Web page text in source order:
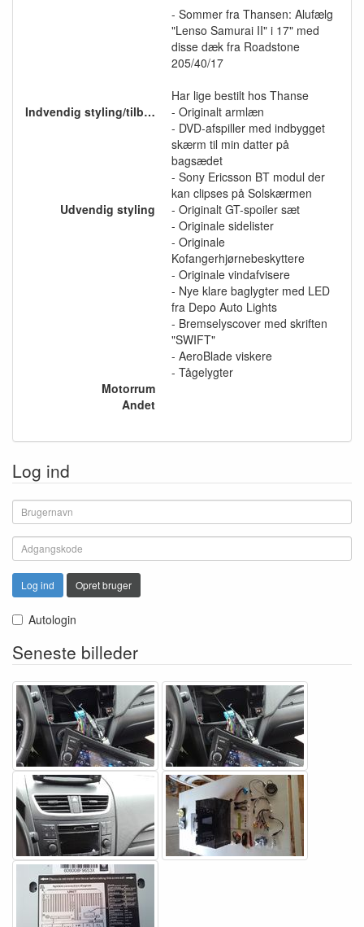
- Sommer fra Thansen: Alufælg
"Lenso Samurai II" i 17" med
disse dæk fra Roadstone
205/40/17
Har lige bestilt hos Thanse
Indvendig styling/tilbehør
- Originalt armlæn
- DVD-afspiller med indbygget
skærm til min datter på
bagsædet
- Sony Ericsson BT modul der
kan clipses på Solskærmen
Udvendig styling
- Originalt GT-spoiler sæt
- Originale sidelister
- Originale
Kofangerhjørnebeskyttere
- Originale vindafvisere
- Nye klare baglygter med LED
fra Depo Auto Lights
- Bremselyscover med skriften
"SWIFT"
- AeroBlade viskere
- Tågelygter
Motorrum
Andet
Log ind
Log ind Opret bruger
Autologin
Seneste billeder